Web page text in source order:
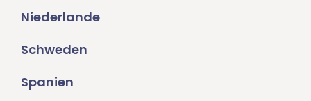
Niederlande
Schweden
Spanien